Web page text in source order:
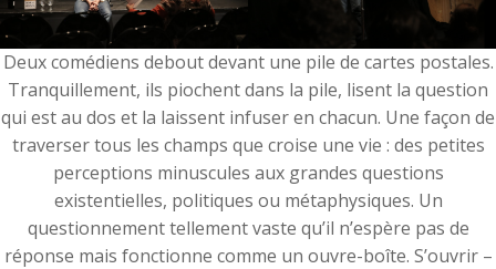
Deux comédiens debout devant une pile de cartes postales.
Tranquillement, ils piochent dans la pile, lisent la question
qui est au dos et la laissent infuser en chacun. Une façon de
traverser tous les champs que croise une vie : des petites
perceptions minuscules aux grandes questions
existentielles, politiques ou métaphysiques. Un
questionnement tellement vaste qu’il n’espère pas de
réponse mais fonctionne comme un ouvre-boîte. S’ouvrir –